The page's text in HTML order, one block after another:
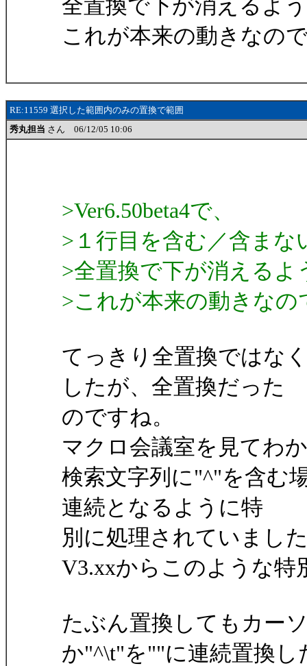
全置換で下が消えるよ
これが本来の動きなの
RE:11559 選択した範囲内のみの置換で範囲
秀丸担当 さん 06/12/05 10:06
>Ver6.50beta4で、
>１行目を含む／含まな
>全置換で下が消える
>これが本来の動きなの
てっきり全置換ではな
したが、全置換だった
のですね。
マクロ会議室を見てわ
検索文字列に"^"を含む
連続となるように特
別に処理されていまし
V3.xxからこのような特
たぶん置換してもカー
か"^\t"を""に連続置換し